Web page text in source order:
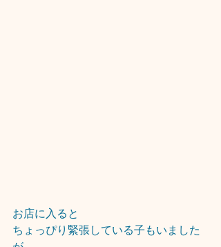
お店に入ると
ちょっぴり緊張している子もいました